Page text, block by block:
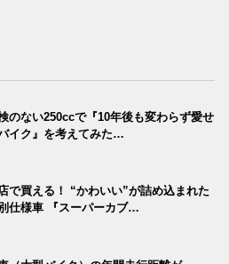
のない250ccで『10年後も変わらず愛せ
イク』を考えてみた…
で買える！ “かわいい”が詰め込まれた
仕様車 『スーパーカブ…